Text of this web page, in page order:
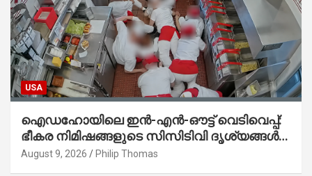
USA
ഐഡഹോയിലെ ഇൻ-എൻ-ഔട്ട് വെടിവെപ്പ്:
ഭീകര നിമിഷങ്ങളുടെ സിസിടിവി ദൃശ്യങ്ങൾ
പുറത്ത്; ആക്രമണത്തിന് പിന്നിലെ കാരണം
August 9, 2026 Philip Thomas